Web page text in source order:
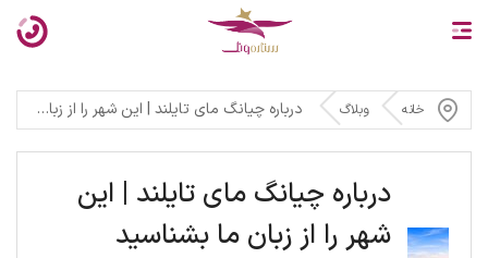
خانه وبلاگ درباره چیانگ مای تایلند | این شهر را از زبان ما بشناسید
درباره چیانگ مای تایلند | این
شهر را از زبان ما بشناسید